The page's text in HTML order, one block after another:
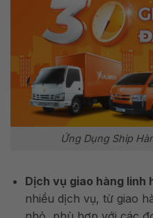
Ứng Dụng Ship
Dịch vụ giao hàng linh
nhiều dịch vụ, từ giao